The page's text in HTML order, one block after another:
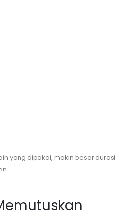
yang dipakai, makin besar durasi